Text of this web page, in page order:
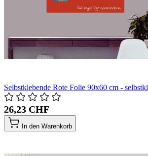
Selbstklebende Rote Folie 90x60 cm -
26,23 CHF
In den Warenkorb